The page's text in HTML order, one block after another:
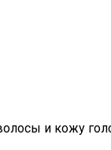
и кожу